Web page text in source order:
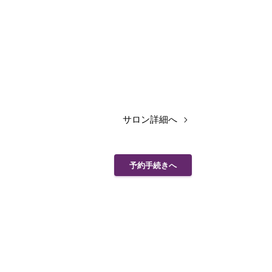
サロン詳細へ
予約手続きへ